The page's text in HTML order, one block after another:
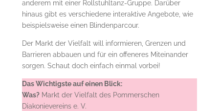
anderem mit einer Rollstuhltanz-Gruppe. Darüber
hinaus gibt es verschiedene interaktive Angebote, wie
beispielsweise einen Blindenparcour.
Der Markt der Vielfalt will informieren, Grenzen und
Barrieren abbauen und für ein offeneres Miteinander
sorgen. Schaut doch einfach einmal vorbei!
Das Wichtigste auf einen Blick:
Was?Markt der Vielfalt des Pommerschen
Diakonievereins e. V.